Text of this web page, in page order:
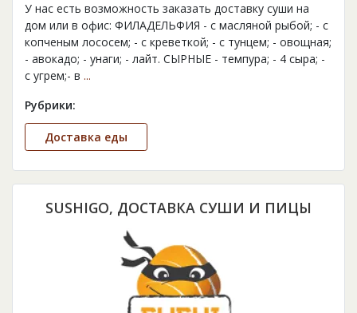
У нас есть возможность заказать доставку суши на
дом или в офис: ФИЛАДЕЛЬФИЯ - с масляной рыбой; - с
копченым лососем; - с креветкой; - с тунцем; - овощная;
- авокадо; - унаги; - лайт. СЫРНЫЕ - темпура; - 4 сыра; -
с угрем;- в ...
Рубрики:
Доставка еды
SUSHIGO, ДОСТАВКА СУШИ И ПИЦЫ